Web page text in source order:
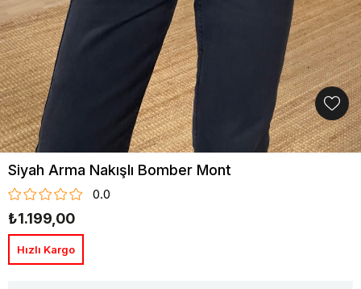
Siyah Arma Nakışlı Bomber Mont
0.0
₺1.199,00
Hızlı Kargo